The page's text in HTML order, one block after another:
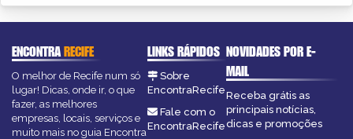
ENCONTRARECIFE
O melhor de Recife num só
lugar! Dicas, onde ir, o que
fazer, as melhores
empresas, locais, serviços e
muito mais no guia Encontra
LINKS RÁPIDOS
Sobre
EncontraRecife
Fale com o
EncontraRecife
NOVIDADES POR E-
MAIL
Receba grátis as
principais notícias,
dicas e promoções